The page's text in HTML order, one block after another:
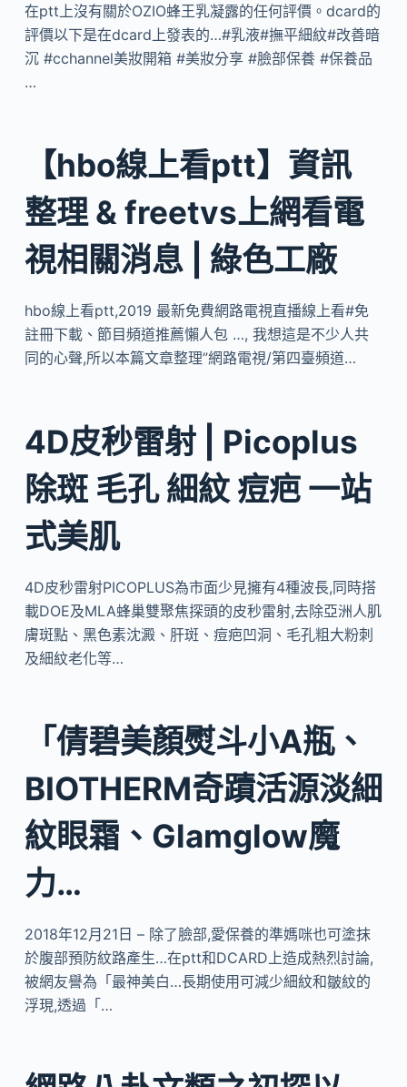
在ptt上沒有關於OZIO蜂王乳凝露的任何評價。dcard的
評價以下是在dcard上發表的…#乳液#撫平細紋#改善暗
沉 #cchannel美妝開箱 #美妝分享 #臉部保養 #保養品
…
【hbo線上看ptt】資訊
整理 & freetvs上網看電
視相關消息 | 綠色工廠
hbo線上看ptt,2019 最新免費網路電視直播線上看#免
註冊下載、節目頻道推薦懶人包 …, 我想這是不少人共
同的心聲,所以本篇文章整理”網路電視/第四臺頻道…
4D皮秒雷射 | Picoplus
除斑 毛孔 細紋 痘疤 一站
式美肌
4D皮秒雷射PICOPLUS為市面少見擁有4種波長,同時搭
載DOE及MLA蜂巢雙聚焦探頭的皮秒雷射,去除亞洲人肌
膚斑點、黑色素沈澱、肝斑、痘疤凹洞、毛孔粗大粉刺
及細紋老化等…
「倩碧美顏熨斗小A瓶、
BIOTHERM奇蹟活源淡細
紋眼霜、Glamglow魔
力…
2018年12月21日 – 除了臉部,愛保養的準媽咪也可塗抹
於腹部預防紋路產生…在ptt和DCARD上造成熱烈討論,
被網友譽為「最神美白…長期使用可減少細紋和皺紋的
浮現,透過「…